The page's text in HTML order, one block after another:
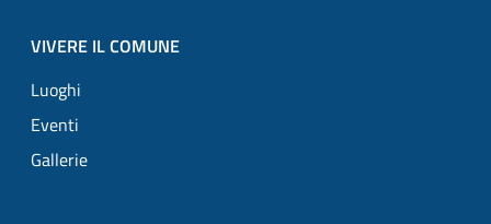
VIVERE IL COMUNE
Luoghi
Eventi
Gallerie